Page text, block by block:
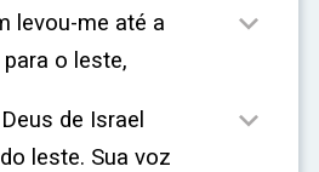
levou-me até a
o leste,

de Israel
leste. Sua voz
